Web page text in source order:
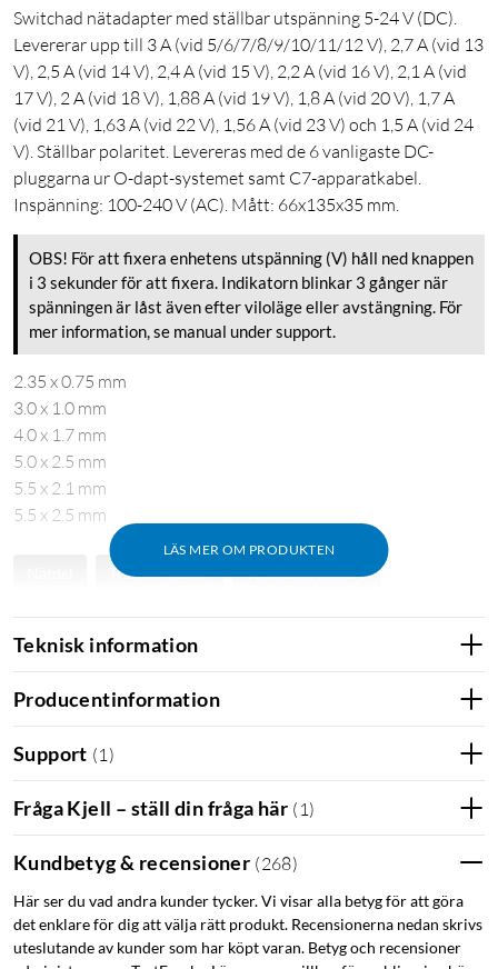
Switchad nätadapter med ställbar utspänning 5-24 V (DC).
Levererar upp till 3 A (vid 5/6/7/8/9/10/11/12 V), 2,7 A (vid 13
V), 2,5 A (vid 14 V), 2,4 A (vid 15 V), 2,2 A (vid 16 V), 2,1 A (vid
17 V), 2 A (vid 18 V), 1,88 A (vid 19 V), 1,8 A (vid 20 V), 1,7 A
(vid 21 V), 1,63 A (vid 22 V), 1,56 A (vid 23 V) och 1,5 A (vid 24
V). Ställbar polaritet. Levereras med de 6 vanligaste DC-
pluggarna ur O-dapt-systemet samt C7-apparatkabel.
Inspänning: 100-240 V (AC). Mått: 66x135x35 mm.
OBS! För att fixera enhetens utspänning (V) håll ned knappen
i 3 sekunder för att fixera. Indikatorn blinkar 3 gånger när
spänningen är låst även efter viloläge eller avstängning. För
mer information, se manual under support.
LÄS MER OM PRODUKTEN
2.35 x 0.75 mm
3.0 x 1.0 mm
4.0 x 1.7 mm
5.0 x 2.5 mm
5.5 x 2.1 mm
5.5 x 2.5 mm
Transformator Strömomformare
Nätadapter O-dapt
Teknisk information
Producentinformation
Support (1 )
Fråga Kjell – ställ din fråga här ( 1 )
Kundbetyg & recensioner (268)
Här ser du vad andra kunder tycker. Vi visar alla betyg för att göra
det enklare för dig att välja rätt produkt. Recensionerna nedan skrivs
uteslutande av kunder som har köpt varan. Betyg och recensioner